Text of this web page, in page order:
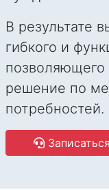
В результате
гибкого и
позволяющего
решение по
потребностей.